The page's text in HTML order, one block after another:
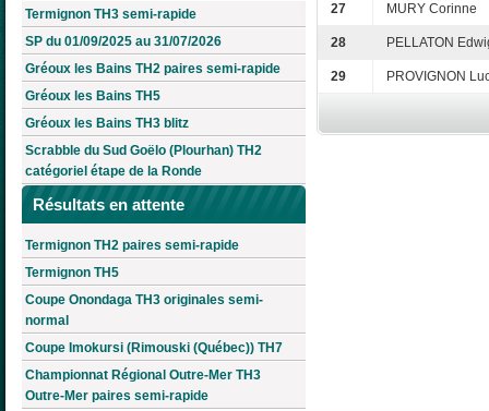
Termignon TH3 semi-rapide
SP du 01/09/2025 au 31/07/2026
Gréoux les Bains TH2 paires semi-rapide
Gréoux les Bains TH5
Gréoux les Bains TH3 blitz
Scrabble du Sud Goëlo (Plourhan) TH2
catégoriel étape de la Ronde
Résultats en attente
Termignon TH2 paires semi-rapide
Termignon TH5
Coupe Onondaga TH3 originales semi-
normal
Coupe Imokursi (Rimouski (Québec)) TH7
Championnat Régional Outre-Mer TH3
Outre-Mer paires semi-rapide
27 MURY Corinne
28 PELLATON
29 PROVIGNON